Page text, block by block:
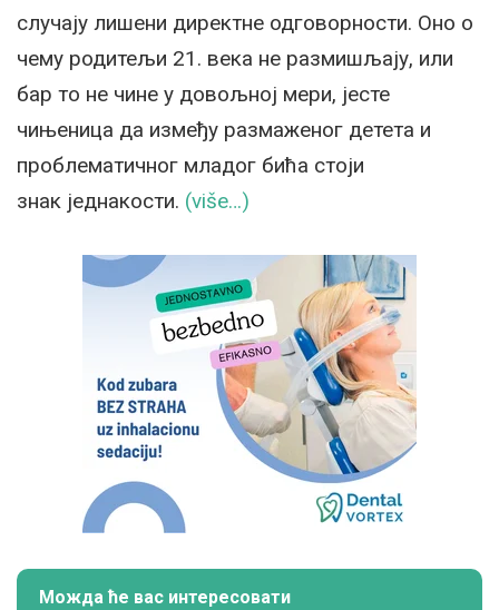
случају лишени директне одговорности. Оно о
чему родитељи 21. века не размишљају, или
бар то не чине у довољној мери, јесте
чињеница да између размаженог детета и
проблематичног младог бића стоји
знак једнакости. (više…)
Можда ће вас интересовати